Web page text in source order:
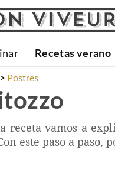
Recetas verano
Postres
receta vamos a
este paso a